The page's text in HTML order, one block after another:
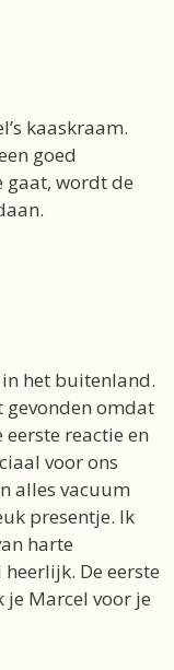
kaaskraam.
goed
gaat, wordt de
het buitenland.
gevonden omdat
eerste reactie en
voor ons
alles vacuum
presentje. Ik
harte
De eerste
je Marcel voor je